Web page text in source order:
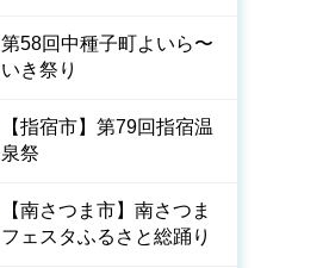
第58回中種子町よいら〜
いき祭り
【指宿市】第79回指宿温
泉祭
【南さつま市】南さつま
フェスタふるさと総踊り